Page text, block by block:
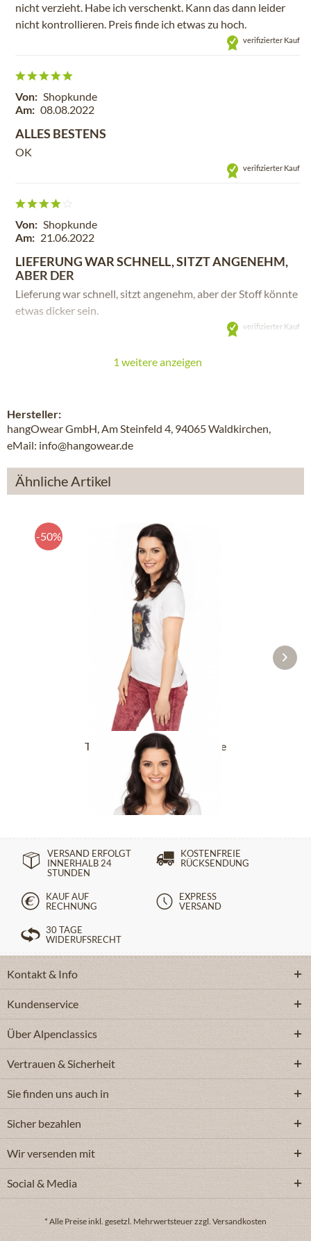
nicht verzieht. Habe ich verschenkt. Kann das dann leider
nicht kontrollieren. Preis finde ich etwas zu hoch.
verifizierter Kauf
Von: Shopkunde
Am: 08.08.2022
ALLES BESTENS
OK
verifizierter Kauf
Von: Shopkunde
Am: 21.06.2022
LIEFERUNG WAR SCHNELL, SITZT ANGENEHM,
ABER DER
Lieferung war schnell, sitzt angenehm, aber der Stoff könnte
etwas dicker sein.
verifizierter Kauf
1 weitere anzeigen
Hersteller:
hangOwear GmbH, Am Steinfeld 4, 94065 Waldkirchen,
eMail: info@hangowear.de
Ähnliche Artikel
-50%
T-Shirt PINK-TRAPPER white
24,90 € 49,90 €
VERSAND ERFOLGT
INNERHALB 24
STUNDEN
KOSTENFREIE
RÜCKSENDUNG
KAUF AUF
RECHNUNG
EXPRESS
VERSAND
30 TAGE
WIDERUFSRECHT
Kontakt & Info
Kundenservice
Über Alpenclassics
Vertrauen & Sicherheit
Sie finden uns auch in
Sicher bezahlen
Wir versenden mit
Social & Media
* Alle Preise inkl. gesetzl. Mehrwertsteuer zzgl. Versandkosten